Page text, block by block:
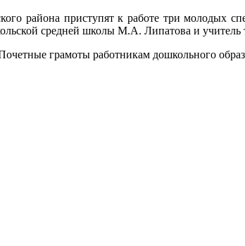
района приступят к работе три молодых
средней школы М.А. Липатова и
грамоты работникам дошкольного